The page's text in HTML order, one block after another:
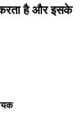
है और इसके